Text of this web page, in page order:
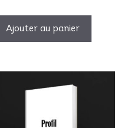
Ajouter au panier